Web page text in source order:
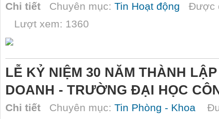
Chi tiết Chuyên mục: Tin Hoạt động Được
Lượt xem: 1360
LỄ KỶ NIỆM 30 NĂM THÀNH
DOANH - TRƯỜNG ĐẠI HỌC
Chi tiết Chuyên mục: Tin Phòng - Khoa